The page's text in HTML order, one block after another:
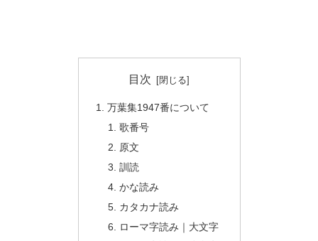
目次
万葉集1947番について
歌番号
原文
訓読
かな読み
カタカナ読み
ローマ字読み｜大文字